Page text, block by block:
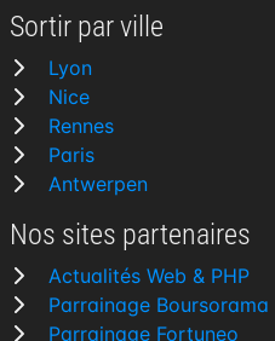
Sortir par ville
Lyon
Nice
Rennes
Paris
Antwerpen
Nos sites partenaires
Actualités Web & PHP
Parrainage Boursorama
Parrainage Fortuneo